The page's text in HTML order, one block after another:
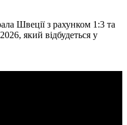
Швеції з рахунком 1:3 та
який відбудеться у